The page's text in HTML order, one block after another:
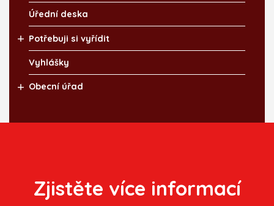
Úřední deska
Potřebuji si vyřídit
Vyhlášky
Obecní úřad
Zjistěte více informací